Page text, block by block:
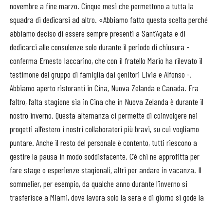
novembre a fine marzo. Cinque mesi che permettono a tutta la
squadra di dedicarsi ad altro. «Abbiamo fatto questa scelta perché
abbiamo deciso di essere sempre presenti a Sant’Agata e di
dedicarci alle consulenze solo durante il periodo di chiusura -
conferma Ernesto Iaccarino, che con il fratello Mario ha rilevato il
testimone del gruppo di famiglia dai genitori Livia e Alfonso -.
Abbiamo aperto ristoranti in Cina, Nuova Zelanda e Canada. Fra
l’altro, l’alta stagione sia in Cina che in Nuova Zelanda è durante il
nostro inverno. Questa alternanza ci permette di coinvolgere nei
progetti all’estero i nostri collaboratori più bravi, su cui vogliamo
puntare. Anche il resto del personale è contento, tutti riescono a
gestire la pausa in modo soddisfacente. C’è chi ne approfitta per
fare stage o esperienze stagionali, altri per andare in vacanza. Il
sommelier, per esempio, da qualche anno durante l’inverno si
trasferisce a Miami, dove lavora solo la sera e di giorno si gode la